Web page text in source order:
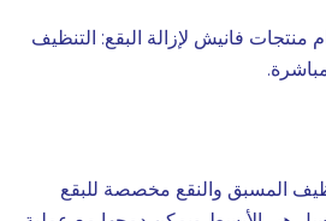
منتجات فانيش لإزالة البقع: التنظيف
المسبق والنقع مخصصة للبقع